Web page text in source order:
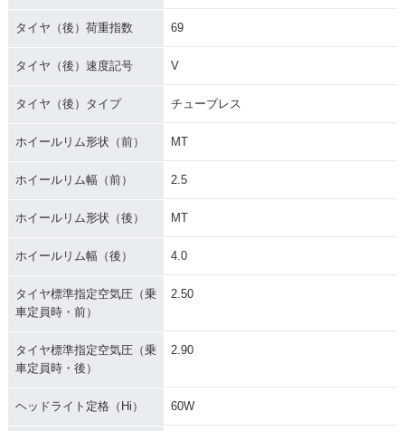
タイヤ（後）荷重指数 69
タイヤ（後）速度記号 V
タイヤ（後）タイプ チューブレス
ホイールリム形状（前） MT
ホイールリム幅（前） 2.5
ホイールリム形状（後） MT
ホイールリム幅（後） 4.0
タイヤ標準指定空気圧（乗
車定員時・前）
2.50
タイヤ標準指定空気圧（乗
車定員時・後）
2.90
ヘッドライト定格（Hi） 60W